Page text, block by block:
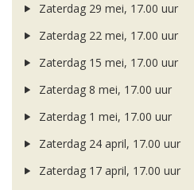
Zaterdag 29 mei, 17.00 uur
Zaterdag 22 mei, 17.00 uur
Zaterdag 15 mei, 17.00 uur
Zaterdag 8 mei, 17.00 uur
Zaterdag 1 mei, 17.00 uur
Zaterdag 24 april, 17.00 uur
Zaterdag 17 april, 17.00 uur